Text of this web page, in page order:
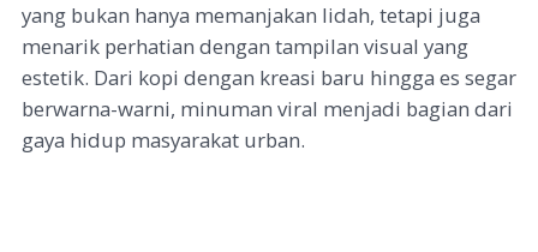
yang bukan hanya memanjakan lidah, tetapi juga
menarik perhatian dengan tampilan visual yang
estetik. Dari kopi dengan kreasi baru hingga es segar
berwarna-warni, minuman viral menjadi bagian dari
gaya hidup masyarakat urban.